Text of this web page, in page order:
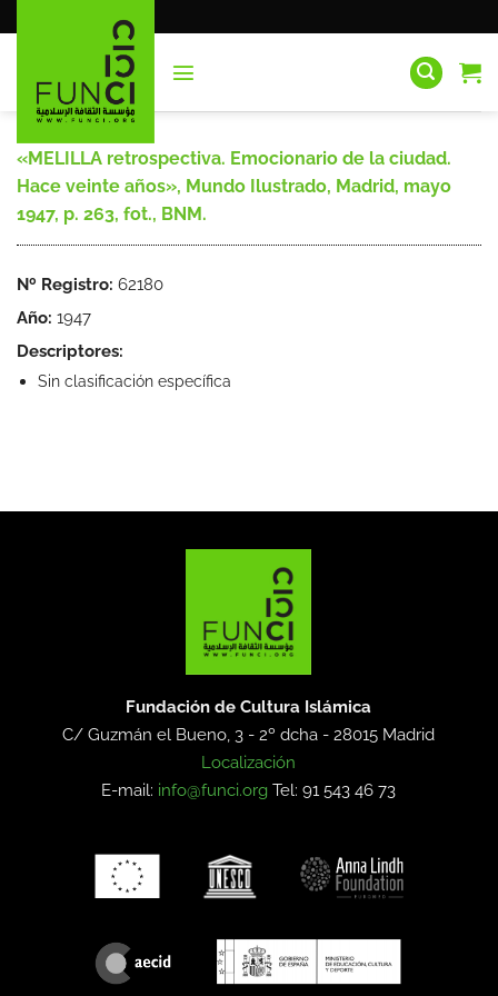
al
«MELILLA retrospectiva. Emocionario de la ciudad.
Hace veinte años», Mundo Ilustrado, Madrid, mayo
1947, p. 263, fot., BNM.
Nº Registro: 62180
Año: 1947
Descriptores:
Sin clasificación específica
Fundación de Cultura Islámica
C/ Guzmán el Bueno, 3 - 2º dcha -28015 Madrid
Localización
E-mail: info@funci.org Tel: 91 543 46 73